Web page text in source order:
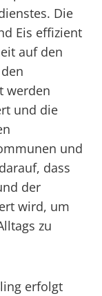
Die
Eis effizient
auf den
werden
und die
und
dass
der
wird, um
zu
erfolgt